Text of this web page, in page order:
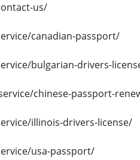
us/
canadian-passport/
bulgarian-drivers-
chinese-passport-
illinois-drivers-license/
usa-passport/